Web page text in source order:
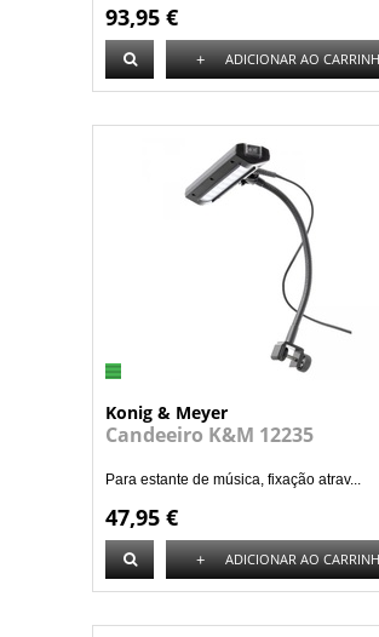
93,95 €
+ ADICIONAR AO
Konig & Meyer
Candeeiro K&M 12235
Para estante de música, fixação atrav...
47,95 €
+ ADICIONAR AO